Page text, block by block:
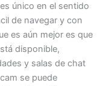
único en el sentido
de navegar y con
es aún mejor es que
disponible,
y salas de chat
se puede